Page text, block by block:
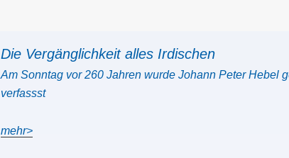
Die Vergänglichkeit alles Irdischen
Am Sonntag vor 260 Jahren wurde Johann Peter Hebel
verfassst
mehr>